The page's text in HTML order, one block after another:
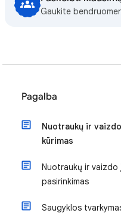
Gaukite
Pagalba
Nuotraukų ir
kūrimas
Nuotraukų ir
pasirinkimas
Saugyklos